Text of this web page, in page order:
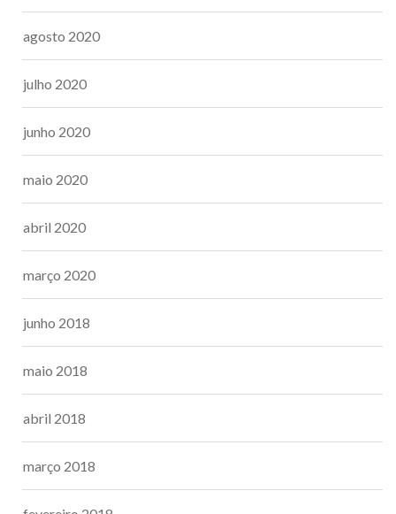
agosto 2020
julho 2020
junho 2020
maio 2020
abril 2020
março 2020
junho 2018
maio 2018
abril 2018
março 2018